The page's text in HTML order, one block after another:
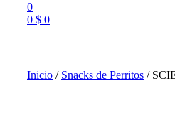
0
0 $ 0
Inicio / Snacks de Perritos /